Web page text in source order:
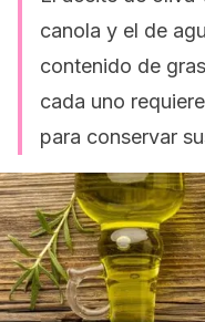
canola y el de
contenido de
cada uno
para conservar